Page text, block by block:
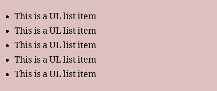
This is a UL list item
This is a UL list item
This is a UL list item
This is a UL list item
This is a UL list item